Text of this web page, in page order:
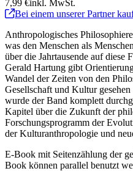
7,99 €inkl. MwSt.
Bei einem unserer Partner
Anthropologisches
was den Menschen als
über die Jahrtausende auf diese
Gerald Hartung gibt
Wandel der Zeiten von den
Gesellschaft und Kultur
wurde der Band komplett
Kapitel über die Zukunft der
Forschungsprogramm der
der Kulturanthropologie und
E-Book mit Seitenzählung der
Book können parallel benutzt